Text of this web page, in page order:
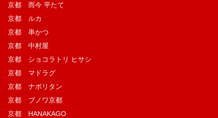
京都 而今 平たて
京都 ルカ
京都 串かつ
京都 中村屋
京都 ショコラトリ ヒサシ
京都 マドラグ
京都 ナポリタン
京都 ブノワ京都
京都 HANAKAGO